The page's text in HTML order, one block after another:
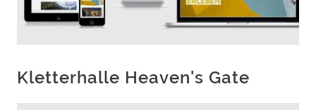
Kletterhalle Heaven's Gate